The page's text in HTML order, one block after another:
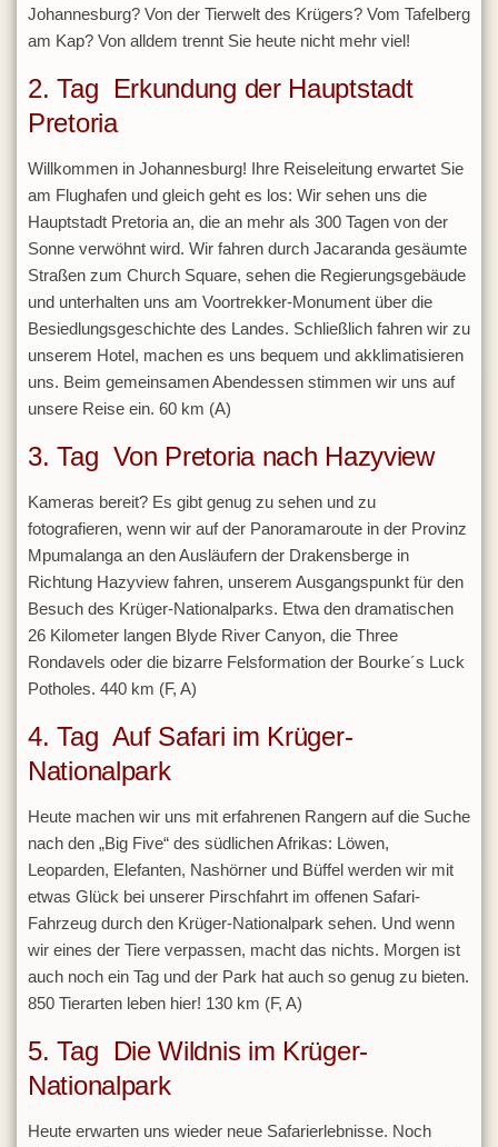
Uganda
Kontakt
Johannesburg? Von der Tierwelt des Krügers? Vom Tafelberg
am Kap? Von alldem trennt Sie heute nicht mehr viel!
2. Tag Erkundung der Hauptstadt
Pretoria
Willkommen in Johannesburg! Ihre Reiseleitung erwartet Sie
am Flughafen und gleich geht es los: Wir sehen uns die
Hauptstadt Pretoria an, die an mehr als 300 Tagen von der
Sonne verwöhnt wird. Wir fahren durch Jacaranda gesäumte
Straßen zum Church Square, sehen die Regierungsgebäude
und unterhalten uns am Voortrekker-Monument über die
Besiedlungsgeschichte des Landes. Schließlich fahren wir zu
unserem Hotel, machen es uns bequem und akklimatisieren
uns. Beim gemeinsamen Abendessen stimmen wir uns auf
unsere Reise ein. 60 km (A)
3. Tag Von Pretoria nach Hazyview
Kameras bereit? Es gibt genug zu sehen und zu
fotografieren, wenn wir auf der Panoramaroute in der Provinz
Mpumalanga an den Ausläufern der Drakensberge in
Richtung Hazyview fahren, unserem Ausgangspunkt für den
Besuch des Krüger-Nationalparks. Etwa den dramatischen
26 Kilometer langen Blyde River Canyon, die Three
Rondavels oder die bizarre Felsformation der Bourke´s Luck
Potholes. 440 km (F, A)
4. Tag Auf Safari im Krüger-
Nationalpark
Heute machen wir uns mit erfahrenen Rangern auf die Suche
nach den „Big Five“ des südlichen Afrikas: Löwen,
Leoparden, Elefanten, Nashörner und Büffel werden wir mit
etwas Glück bei unserer Pirschfahrt im offenen Safari-
Fahrzeug durch den Krüger-Nationalpark sehen. Und wenn
wir eines der Tiere verpassen, macht das nichts. Morgen ist
auch noch ein Tag und der Park hat auch so genug zu bieten.
850 Tierarten leben hier! 130 km (F, A)
5. Tag Die Wildnis im Krüger-
Nationalpark
Heute erwarten uns wieder neue Safarierlebnisse. Noch